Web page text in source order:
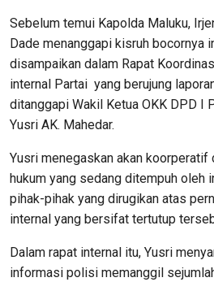
Sebelum temui Kapolda Maluku,
Dade menanggapi kisruh bocornya
disampaikan dalam Rapat
internal Partai yang berujung
ditanggapi Wakil Ketua OKK DPD I
Yusri AK. Mahedar.
Yusri menegaskan akan
hukum yang sedang ditempuh
pihak-pihak yang dirugikan atas
internal yang bersifat tertutup
Dalam rapat internal itu, Yusri
informasi polisi memanggil